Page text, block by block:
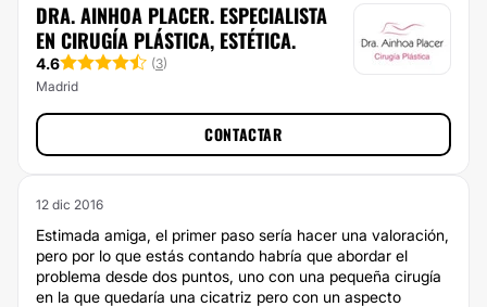
DRA. AINHOA PLACER. ESPECIALISTA
EN CIRUGÍA PLÁSTICA, ESTÉTICA.
4.6 (3)
Madrid
CONTACTAR
12 dic 2016
Estimada amiga, el primer paso sería hacer una valoración,
pero por lo que estás contando habría que abordar el
problema desde dos puntos, uno con una pequeña cirugía
en la que quedaría una cicatriz pero con un aspecto